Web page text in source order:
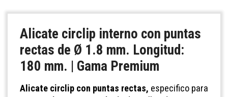
Alicate circlip interno con puntas
rectas de Ø 1.8 mm. Longitud:
180 mm. | Gama Premium
Alicate circlip con puntas rectas, especifico para